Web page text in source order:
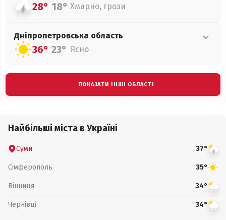
28° 18° Хмарно, грози
Дніпропетровська область
36° 23° Ясно
ПОКАЗАТИ ІНШІ ОБЛАСТІ
Найбільші міста в Україні
Суми 37°
Сімферополь 35°
Вінниця 34°
Чернівці 34°